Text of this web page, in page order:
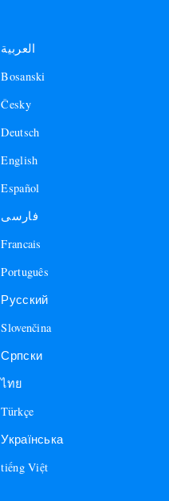
العربية
Bosanski
Česky
Deutsch
English
Español
فارسی
Francais
Português
Русский
Slovenčina
Српски
ไทย
Türkçe
Українська
tiếng Việt